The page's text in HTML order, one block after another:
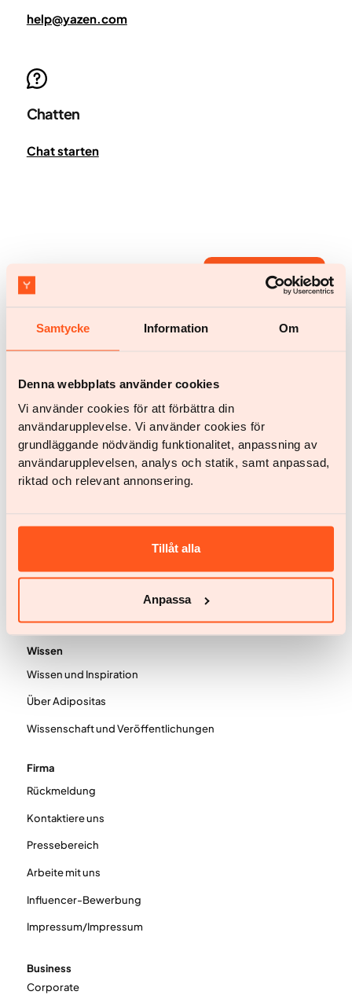
Samtycke Information Om
Denna webbplats använder cookies
Vi använder cookies för att förbättra din
användarupplevelse. Vi använder cookies för
grundläggande nödvändig funktionalitet, anpassning av
användarupplevelsen, analys och statik, samt anpassad,
riktad och relevant annonsering.
Tillåt alla
Anpassa
help@yazen.com
Chatten
Chat starten
Jetzt starten
Jetzt starten
Hast du noch Fragen?
Antworte innerhalb von 24
Stunden.
Unser Service
Frau
Mann
BMI-Rechner
Wissen
Wissen und Inspiration
Über Adipositas
Wissenschaft und Veröffentlichungen
Firma
Rückmeldung
Kontaktiere uns
Pressebereich
Arbeite mit uns
Influencer-Bewerbung
Impressum/Impressum
Business
Corporate